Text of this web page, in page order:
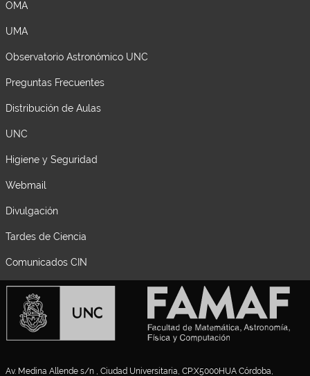
OMA
UMA
Observatorio Astronómico UNC
Preguntas Frecuentes
Distribución de Aulas
UNC
Higiene y Seguridad
Webmail
Divulgación
Tardes de Ciencia
Comunicados CIN
Av. Medina Allende s/n , Ciudad Universitaria, CP:X5000HUA Córdoba,